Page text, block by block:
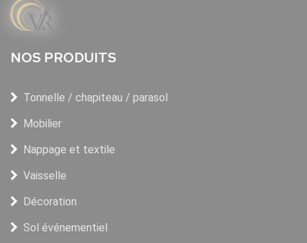
NOS PRODUITS
Tonnelle / chapiteau / parasol
Mobilier
Nappage et textile
Vaisselle
Décoration
Sol événementiel